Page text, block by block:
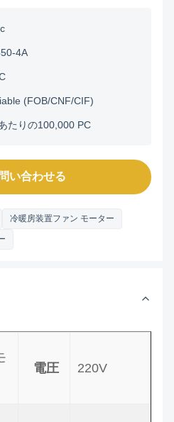
4A
(FOB/CNF/CIF)
たりの100,000 PC
い合わせる
冷暖房装置ファン モーター
電圧 220V